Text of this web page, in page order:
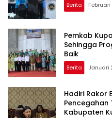
Berita Februari
Pemkab
Sehingga
Baik
Berita Januari
Hadiri Rakor
Pencegahan
Kabupaten